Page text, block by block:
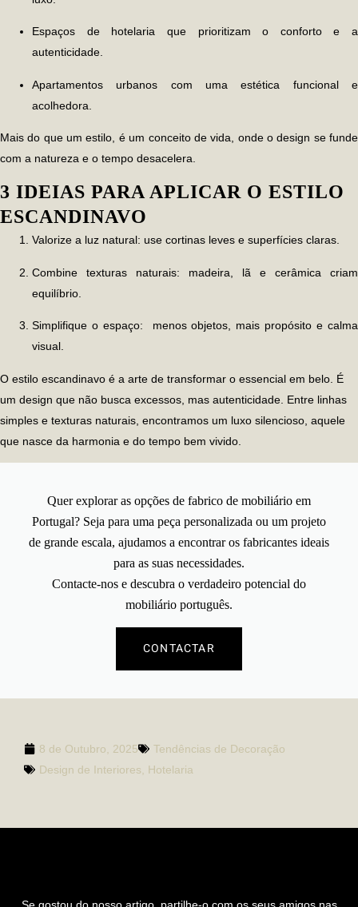
Espaços de hotelaria que prioritizam o conforto e a
autenticidade.
Apartamentos urbanos com uma estética funcional e
acolhedora.
Mais do que um estilo, é um conceito de vida, onde o design se funde
com a natureza e o tempo desacelera.
3 IDEIAS PARA APLICAR O ESTILO
ESCANDINAVO
Valorize a luz natural: use cortinas leves e superfícies claras.
Combine texturas naturais: madeira, lã e cerâmica criam
equilíbrio.
Simplifique o espaço:
menos objetos, mais propósito e calma
visual.
O estilo escandinavo é a arte de transformar o essencial em belo. É
um design que não busca excessos, mas autenticidade. Entre linhas
simples e texturas naturais, encontramos um luxo silencioso, aquele
que nasce da harmonia e do tempo bem vivido.
Quer explorar as opções de fabrico de mobiliário em
Portugal? Seja para uma peça personalizada ou um projeto
de grande escala, ajudamos a encontrar os fabricantes ideais
para as suas necessidades.
Contacte-nos e descubra o verdadeiro potencial do
mobiliário português.
CONTACTAR
8 de Outubro, 2025
Tendências de Decoração
Design de Interiores
Hotelaria